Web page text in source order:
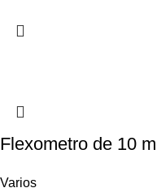
Flexometro de 10
Varios